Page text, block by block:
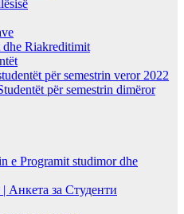
Riakreditimit
për semestrin veror 2022
për semestrin dimëror
e Programit studimor dhe
Анкета за Студенти